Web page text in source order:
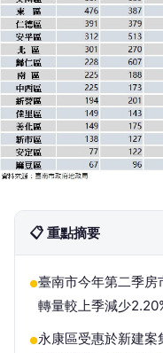
📋 重點摘要
●臺南市今年第二季房
轉量較上季減少
●永康區受惠於新建